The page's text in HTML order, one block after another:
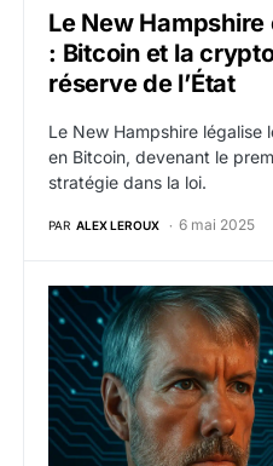
Le New
: Bitcoin et la
réserve de l’État
Le New Hampshire légalise
en Bitcoin, devenant le
stratégie dans la loi.
PAR ALEX LEROUX 6 mai 2025
Michael Saylor estime